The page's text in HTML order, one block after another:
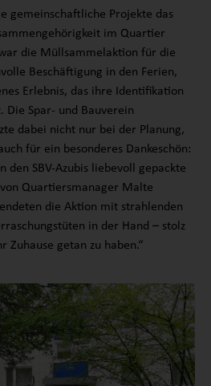
gemeinschaftliche Projekte das
im Quartier
die Müllsammelaktion für die
Beschäftigung in den Ferien,
Erlebnis, das ihre Identifikation
Spar- und Bauverein
dabei nicht nur bei der Planung,
für ein besonderes Dankeschön:
den SBV-Azubis liebevoll gepackte
Quartiersmanager Malte
die Aktion mit strahlenden
in der Hand – stolz
Zuhause getan zu haben.“